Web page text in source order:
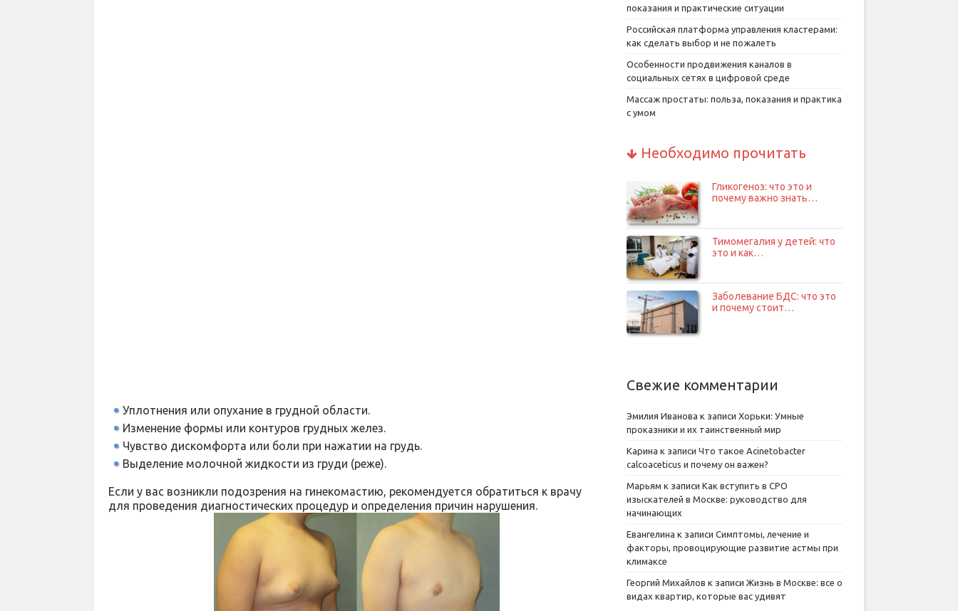
Уплотнения или опухание в грудной области.
Изменение формы или контуров грудных желез.
Чувство дискомфорта или боли при нажатии на грудь.
Выделение молочной жидкости из груди (реже).
Если у вас возникли подозрения на гинекомастию, рекомендуется обратиться к врачу
для проведения диагностических процедур и определения причин нарушения.
показания и практические ситуации
Российская платформа управления кластерами:
как сделать выбор и не пожалеть
Особенности продвижения каналов в
социальных сетях в цифровой среде
Массаж простаты: польза, показания и практика
с умом
Необходимо прочитать
Гликогеноз: что это и
почему важно знать…
Тимомегалия у детей: что
это и как…
Заболевание БДС: что это
и почему стоит…
Свежие комментарии
Эмилия Иванова к записи Хорьки: Умные
проказники и их таинственный мир
Карина к записи Что такое Acinetobacter
calcoaceticus и почему он важен?
Марьям к записи Как вступить в СРО
изыскателей в Москве: руководство для
начинающих
Евангелина к записи Симптомы, лечение и
факторы, провоцирующие развитие астмы при
климаксе
Георгий Михайлов к записи Жизнь в Москве: все о
видах квартир, которые вас удивят